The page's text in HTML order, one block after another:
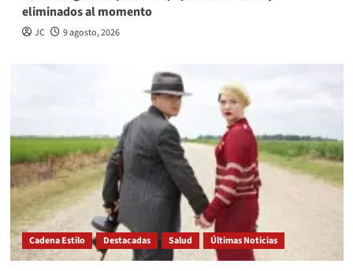
eliminados al momento
JC 9 agosto, 2026
Cadena Estilo Destacadas Salud Últimas Noticias